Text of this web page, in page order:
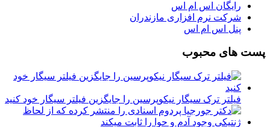
رایگان اس ام اس
شرکت نرم افزاری مازندران
پنل اس ام اس
پست های محبوب
فیلتر ترک سیگار نیکوپرسین را جایگزین فیلتر سیگار خود کنید